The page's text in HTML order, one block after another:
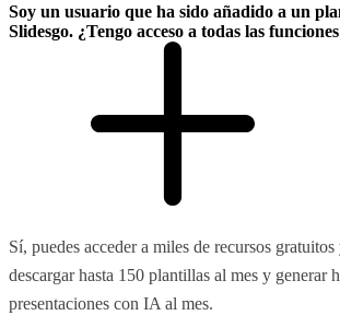
Soy un usuario que ha sido añadido a un
Slidesgo. ¿Tengo acceso a todas las
Sí, puedes acceder a miles de recursos
descargar hasta 150 plantillas al mes y generar
presentaciones con IA al mes.